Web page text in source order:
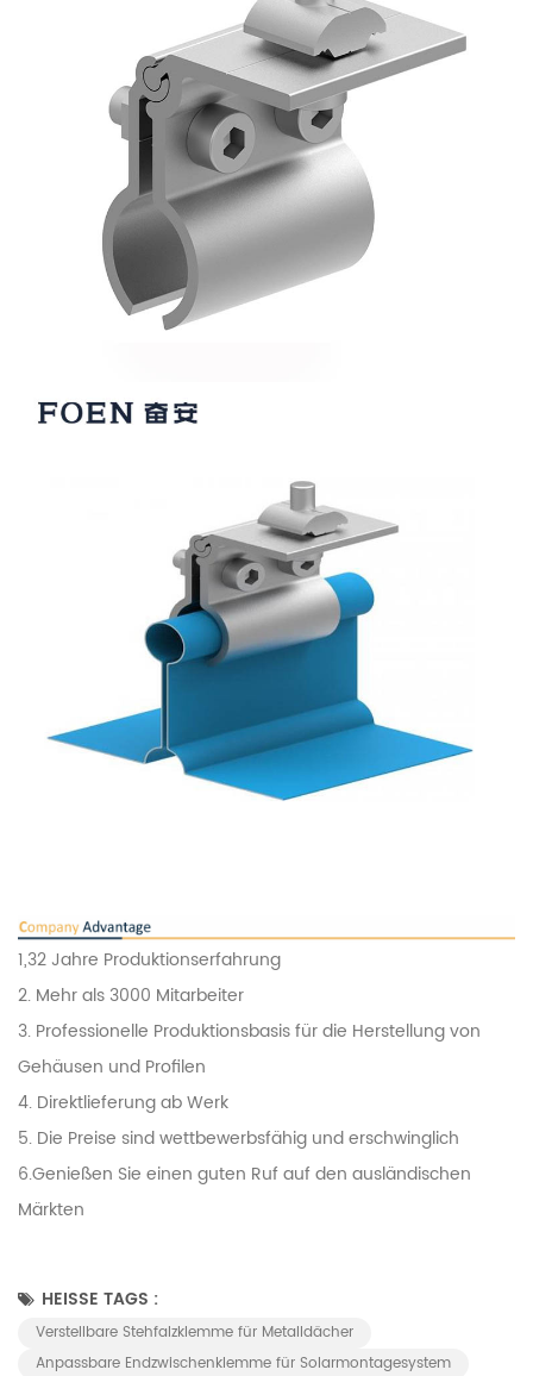
1,32 Jahre Produktionserfahrung
2. Mehr als 3000 Mitarbeiter
3. Professionelle Produktionsbasis für die Herstellung von
Gehäusen und Profilen
4. Direktlieferung ab Werk
5. Die Preise sind wettbewerbsfähig und erschwinglich
6.Genießen Sie einen guten Ruf auf den ausländischen
Märkten
HEISSE TAGS :
Verstellbare Stehfalzklemme für Metalldächer
Anpassbare Endzwischenklemme für Solarmontagesystem